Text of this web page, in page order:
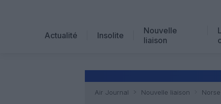
Actualité Insolite
Nouvelle
liaison
Air Journal Nouvelle liaison